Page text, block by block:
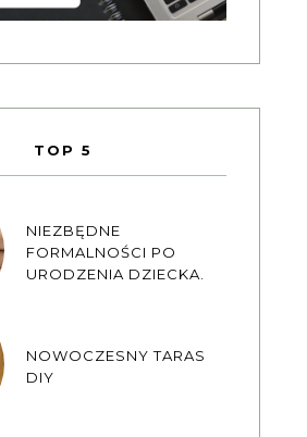
TOP 5
NIEZBĘDNE
FORMALNOŚCI PO
URODZENIA DZIECKA.
NOWOCZESNY TARAS
DIY